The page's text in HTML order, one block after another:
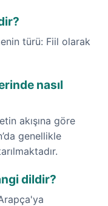
türü: Fiil olarak
nasıl
akışına göre
genellikle
dildir?